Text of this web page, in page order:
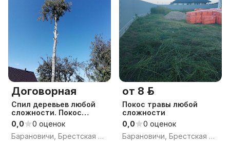
Договорная
Спил деревьев любой
сложности. Покос
травы.
0,0
0 оценок
Барановичи, Брестская обл.
от 8 р.
Покос травы любой
сложности
0,0
0 оценок
Барановичи, Брестская обл.